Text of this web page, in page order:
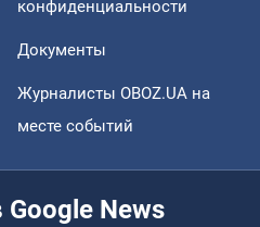
конфиденциальности
Документы
Журналисты OBOZ.UA на
месте событий
Google News